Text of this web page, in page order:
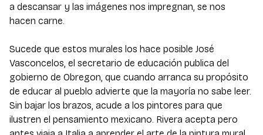
a descansar y las imágenes nos impregnan, se nos
hacen carne.
Sucede que estos murales los hace posible José
Vasconcelos, el secretario de educación publica del
gobierno de Obregon, que cuando arranca su propósito
de educar al pueblo advierte que la mayoría no sabe leer.
Sin bajar los brazos, acude a los pintores para que
ilustren el pensamiento mexicano. Rivera acepta pero